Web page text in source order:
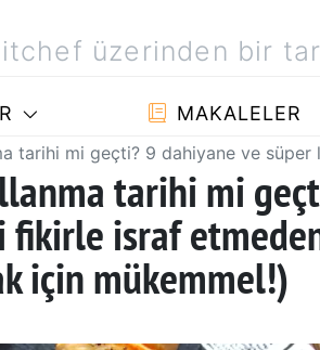
MAKALELER
tarihi mi geçti? 9 dahiyane ve
tarihi mi
israf
için mükemmel!)